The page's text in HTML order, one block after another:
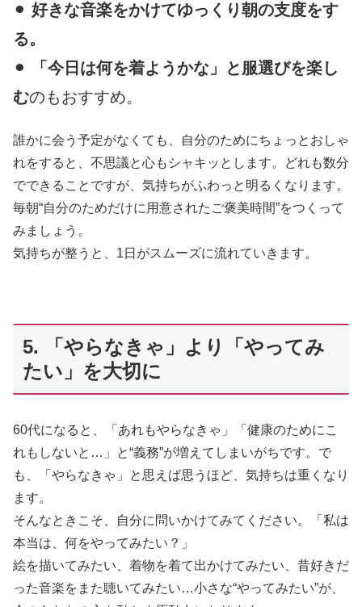
⚫︎ 好きな音楽をかけてゆっくり朝の支度をす
る。
⚫︎
「今日は何を着ようかな」と服選びを楽し
むのもおすすめ。
誰かに会う予定がなくても、自分のためにちょっとおしゃ
れをすると、不思議と心もシャキッとします。どれも数分
でできることですが、気持ちがふわっと明るくなります。
毎朝“自分のためだけに用意されたご褒美時間”をつくって
みましょう。
気持ちが整うと、1日がスムーズに流れていきます。
5. 「やらなきゃ」より「やってみ
たい」を大切に
60代になると、「あれもやらなきゃ」「健康のためにこ
れもしないと…」と“義務”が増えてしまいがちです。で
も、「やらなきゃ」と思えば思うほど、気持ちは重くなり
ます。
そんなときこそ、自分に問いかけてみてください。「私は
本当は、何をやってみたい？」
絵を描いてみたい、着物を着て出かけてみたい、昔好きだ
った音楽をまた聴いてみたい…小さな“やってみたい”が、